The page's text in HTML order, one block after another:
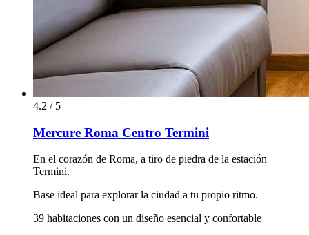
4.2 / 5
Mercure Roma Centro Termini
En el corazón de Roma, a tiro de piedra de la estación
Termini.
Base ideal para explorar la ciudad a tu propio ritmo.
39 habitaciones con un diseño esencial y confortable